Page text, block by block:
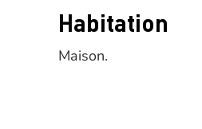
Habitation
Maison.